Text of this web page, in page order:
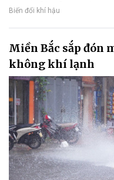
Biến đổi khí hậu
Miền Bắc sắp đón
không khí lạnh